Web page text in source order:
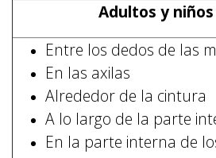
Adultos y
Entre los dedos de las
En las axilas
Alrededor de la cintura
A lo largo de la parte
En la parte interna de